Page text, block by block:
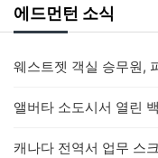
에드먼턴 소식